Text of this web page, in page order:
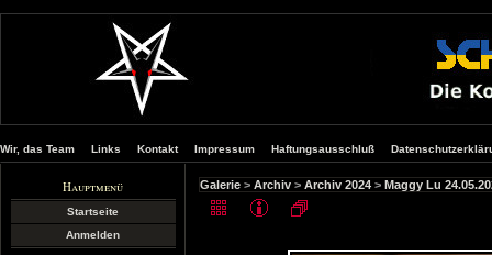
Wir, das Team Links Kontakt Impressum Haftungsausschluß
Hauptmenü
Startseite
Anmelden
Galerie > Archiv > Archiv 2024 > Maggy Lu